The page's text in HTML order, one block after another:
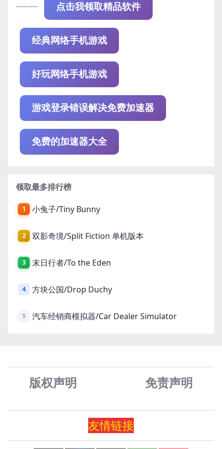
--------- 点击我领取精品软件
经典网络手机游戏
好玩网络手机游戏
游戏登录错误解决免费加速器
免费的加速器大全
领取最多排行榜
1 小兔子/Tiny Bunny
2 双影奇境/Split Fiction 单机版本
3 末日行者/To the Eden
4 方块公国/Drop Duchy
5 汽车经销商模拟器/Car Dealer Simulator
版权声明 免责声明
友情链接